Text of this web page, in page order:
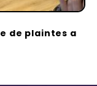
de plaintes a